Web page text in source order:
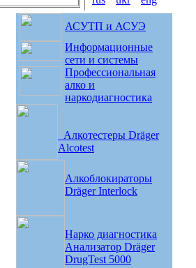
АСУТП и АСУЭ
Информационные
сети и системы
Профессиональная
алко и
наркодиагностика
Алкотестеры Dräger
Аlcotest
Алкоблокираторы
Dräger Interlock
Нарко диагностика
Анализатор Dräger
DrugTest 5000